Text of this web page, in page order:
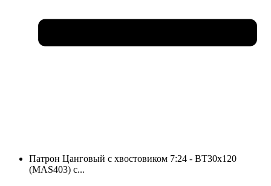
Патрон Цанговый с хвостовиком 7:24 - BT30х120
(MAS403) c...